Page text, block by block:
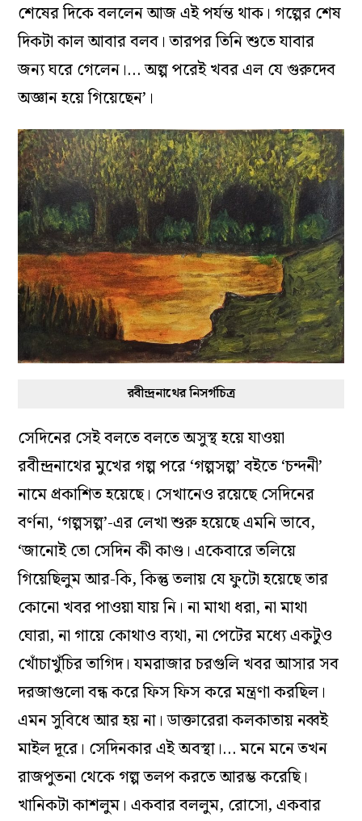
শেষের দিকে বললেন আজ এই পর্যন্ত থাক। গল্পের শেষ
দিকটা কাল আবার বলব।তারপর তিনি শুতে যাবার
জন্য ঘরে গেলেন।…অল্প পরেই খবর এল যে গুরুদেব
অজ্ঞান হয়ে গিয়েছেন’ ।
রবীন্দ্রনাথের নিসর্গচিত্র
সেদিনের সেই বলতে বলতে অসুস্থ হয়ে যাওয়া
রবীন্দ্রনাথের মুখের গল্প পরে ‘গল্পসল্প’ বইতে ‘চন্দনী’
নামে প্রকাশিত হয়েছে। সেখানেও রয়েছে সেদিনের
বর্ণনা, ‘গল্পসল্প’-এর লেখা শুরু হয়েছে এমনি ভাবে,
‘জানোই তো সেদিন কী কাণ্ড । একেবারে তলিয়ে
গিয়েছিলুম আর-কি, কিন্তু তলায় যে ফুটো হয়েছে তার
কোনো খবর পাওয়া যায় নি।না মাথা ধরা, না মাথা
ঘোরা, না গায়ে কোথাও ব্যথা, না পেটের মধ্যে একটুও
খোঁচাখুঁচির তাগিদ।যমরাজার চরগুলি খবর আসার সব
দরজাগুলো বন্ধ করে ফিস ফিস করে মন্ত্রণা করছিল।
এমন সুবিধে আর হয় না।ডাক্তারেরা কলকাতায় নব্বই
মাইল দূরে। সেদিনকার এই অবস্থা।…মনে মনে তখন
রাজপুতনা থেকে গল্প তলপ করতে আরম্ভ করেছি।
খানিকটা কাশলুম। একবার বললুম, রোসো, একবার